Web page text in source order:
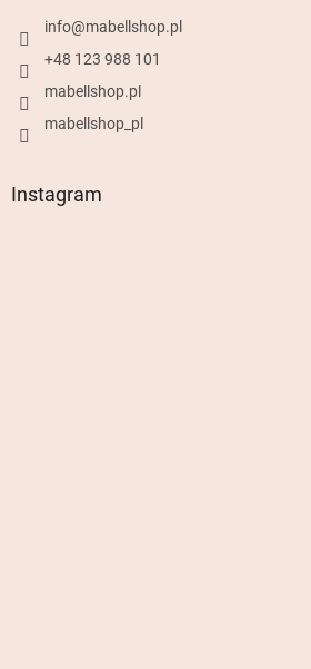
info@mabellshop.pl
+48 123 988 101
mabellshop.pl
mabellshop_pl
Instagram